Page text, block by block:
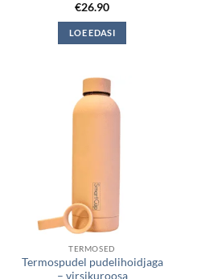
€26.90
LOE EDASI
TERMOSED
Termospudel pudelihoidjaga
– virsikuroosa